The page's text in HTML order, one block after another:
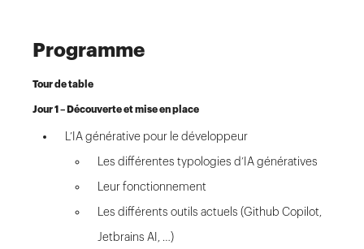
Programme
Tour de table
Jour 1 – Découverte et mise en place
L’IA générative pour le développeur
Les différentes typologies d’IA génératives
Leur fonctionnement
Les différents outils actuels (Github Copilot,
Jetbrains AI, …)